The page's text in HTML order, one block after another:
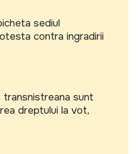
sediul
contra ingradirii
transnistreana sunt
dreptului la vot,